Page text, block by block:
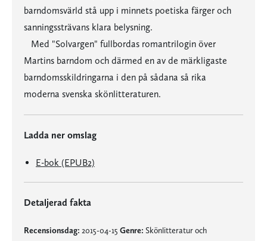
barndomsvärld stå upp i minnets poetiska färger och
sanningssträvans klara belysning.
Med "Solvargen" fullbordas romantrilogin över
Martins barndom och därmed en av de märkligaste
barndomsskildringarna i den på sådana så rika
moderna svenska skönlitteraturen.
Ladda ner omslag
E-bok (EPUB2)
Detaljerad fakta
Recensionsdag: 2015-04-15 Genre: Skönlitteratur och